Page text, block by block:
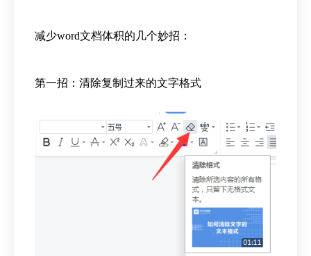
减少word文档体积的几个妙招：
第一招：清除复制过来的文字格式